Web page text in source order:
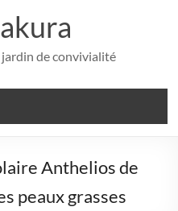
de convivialité
Anthelios de
peaux grasses